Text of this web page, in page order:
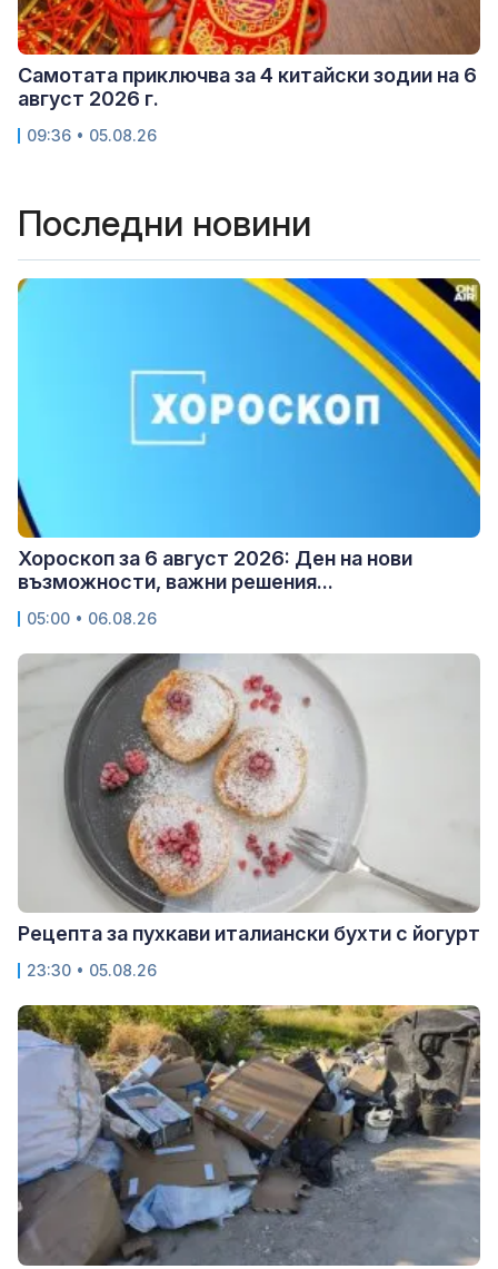
Самотата приключва за 4 китайски зодии на 6
август 2026 г.
09:36 • 05.08.26
Последни новини
Хороскоп за 6 август 2026: Ден на нови
възможности, важни решения...
05:00 • 06.08.26
Рецепта за пухкави италиански бухти с йогурт
23:30 • 05.08.26